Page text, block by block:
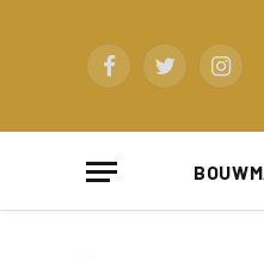
FacebookTwitter